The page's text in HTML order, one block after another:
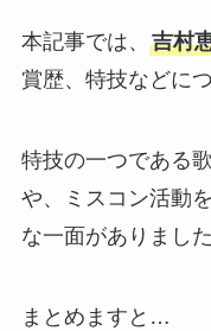
本記事では、 吉村
賞歴、特技などに
特技の一つである
や、ミスコン活動
な一面がありました
まとめますと…